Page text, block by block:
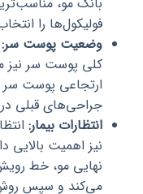
فولیکول‌ها را
وضعیت پوست سر:
کلی پوست سر نیز
ارتجاعی پوست
جراحی‌های قبلی
انتظارات بیمار:
نیز اهمیت بالایی
نهایی مو، خط
می‌کند و سپس